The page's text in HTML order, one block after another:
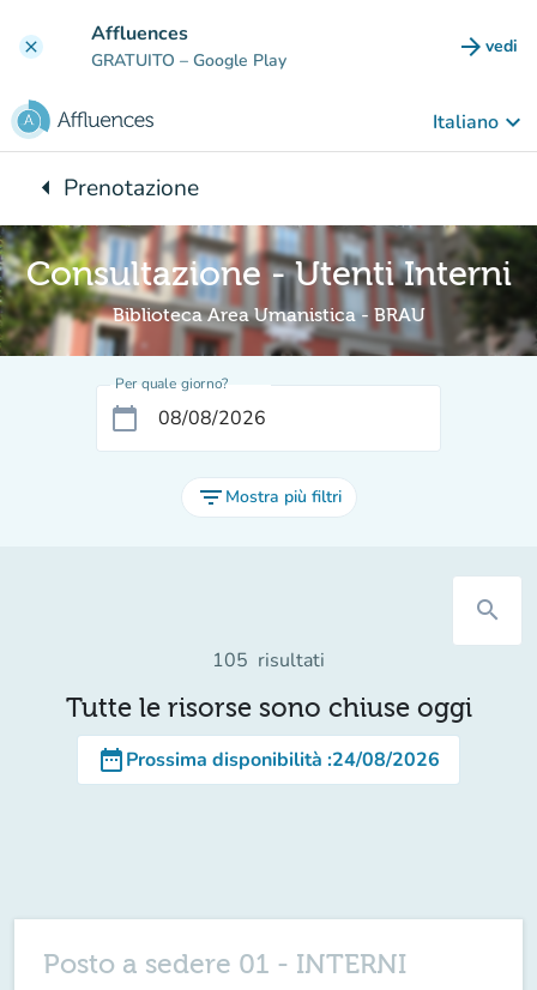
clear Affluences
GRATUITO – Google Play arrow_forward vedi
Italiano keyboard_arrow_down
arrow_leftTorna a:
Prenotazione
Consultazione - Utenti Interni
Biblioteca Area Umanistica - BRAU
Per quale giorno?
calendar_today
filter_list Mostra più filtri
search
105 risultati
Tutte le risorse sono chiuse oggi
date_rangeProssima disponibilità :24/08/2026
Posto a sedere 01 - INTERNI